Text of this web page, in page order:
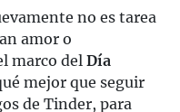
no es tarea
amor o
marco delDía
mejor que seguir
de Tinder, para